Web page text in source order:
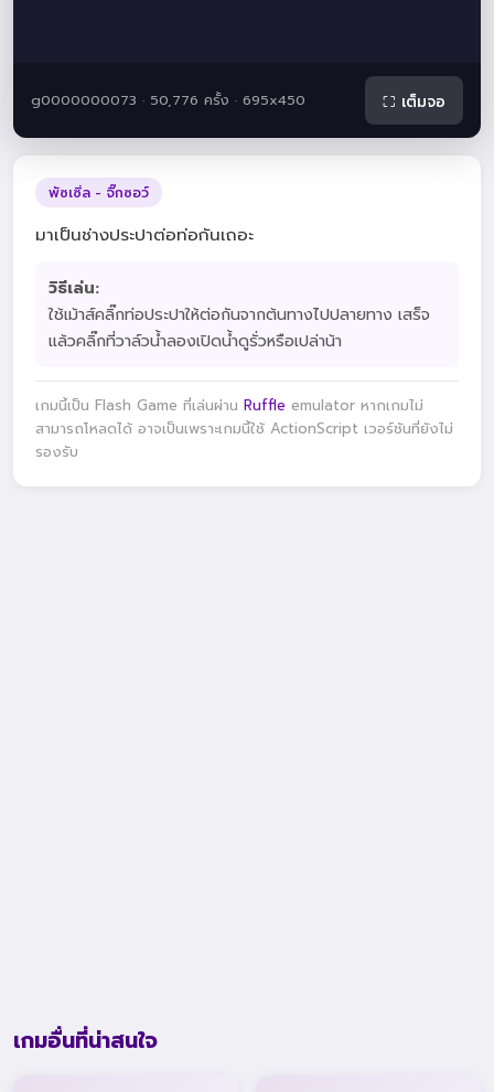
g0000000073 · 50,776 ครั้ง · 695x450 ⛶ เต็มจอ
พัซเซิ่ล - จิ๊กซอว์
มาเป็นช่างประปาต่อท่อกันเถอะ
วิธีเล่น:
ใช้เม้าส์คลิ๊กท่อประปาให้ต่อกันจากต้นทางไปปลายทาง เสร็จ
แล้วคลิ๊กที่วาล์วน้ำลองเปิดน้ำดูรั่วหรือเปล่าน้า
เกมนี้เป็น Flash Game ที่เล่นผ่าน Ruffle emulator หากเกมไม่
สามารถโหลดได้ อาจเป็นเพราะเกมนี้ใช้ ActionScript เวอร์ชันที่ยังไม่
รองรับ
เกมอื่นที่น่าสนใจ